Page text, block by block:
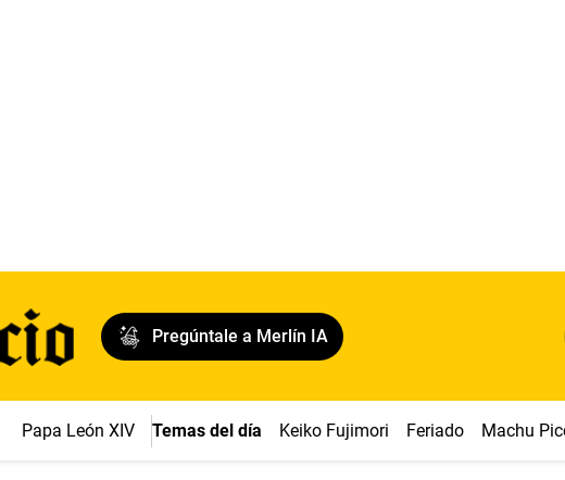
Pregúntale a Merlín IA
Papa León XIV Temas del día Keiko Fujimori Feriado Machu